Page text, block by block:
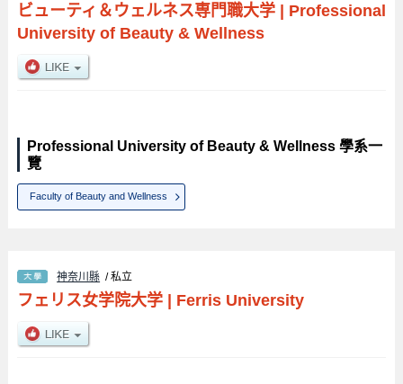
ビューティ＆ウェルネス専門職大学| Professional
University of Beauty & Wellness
Professional University of Beauty & Wellness 學系一
覽
Faculty of Beauty and Wellness
神奈川縣 / 私立
フェリス女学院大学| Ferris University